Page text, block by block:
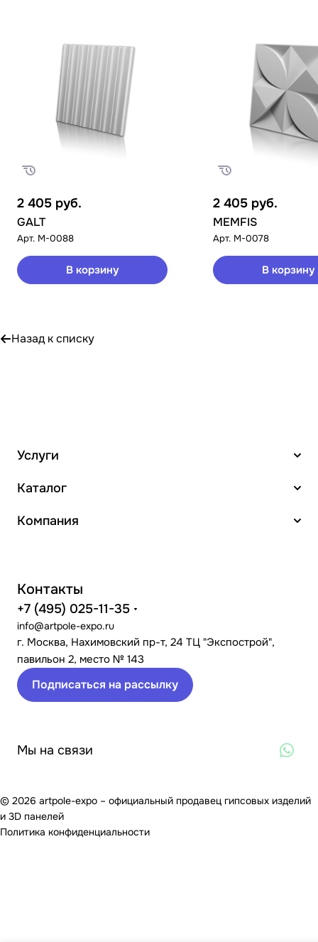
2 405 руб.
GALT
Арт. M-0088
В корзину
2 405 руб.
MEMFIS
Арт. M-0078
В корзину
Назад к списку
Услуги
Каталог
Компания
Контакты
+7 (495) 025-11-35
info@artpole-expo.ru
г. Москва, Нахимовский пр-т, 24 ТЦ "Экспострой",
павильон 2, место № 143
Подписаться на рассылку
Мы на связи
© 2026 artpole-expo – официальный продавец гипсовых изделий
и 3D панелей
Политика конфиденциальности